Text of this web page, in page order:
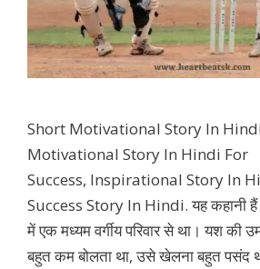
Short Motivational Story In
Motivational Story In Hindi For
Success, Inspirational Story In
Success Story In Hindi. यह कहानी हैं
में एक मध्यम वर्गीय परिवार से था। यश की
बहुत कम बोलता था, उसे खेलना बहुत पसंद